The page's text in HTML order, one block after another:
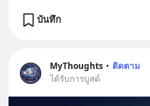
บันทึก
MyThoughts • ติดตาม
ได้รับการบูสต์